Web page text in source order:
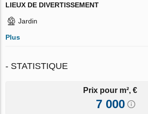
LIEUX DE DIVERTISSEMENT
Jardin
Plus
- STATISTIQUE
Prix pour m², €
7 000